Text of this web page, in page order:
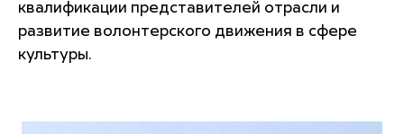
квалификации представителей отрасли и
развитие волонтерского движения в сфере
культуры.